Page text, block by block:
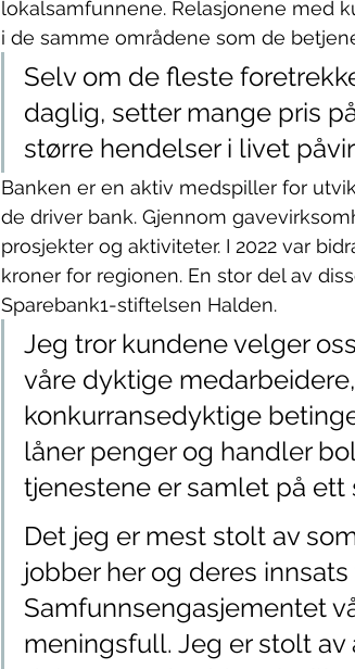
lokalsamfunnene. Relasjonene med
i de samme områdene som de
Selv om de fleste
daglig, setter mange pris
større hendelser i livet
Banken er en aktiv medspiller for
de driver bank. Gjennom
prosjekter og aktiviteter. I 2022 var
kroner for regionen. En stor del av
Sparebank1-stiftelsen Halden.
Jeg tror kundene velger
våre dyktige
konkurransedyktige
låner penger og handler
tjenestene er samlet på ett
Det jeg er mest stolt av
jobber her og deres
Samfunnsengasjementet
meningsfull. Jeg er stolt